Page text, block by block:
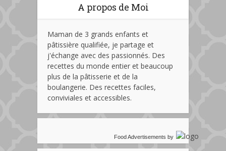
A propos de Moi
Maman de 3 grands enfants et
pâtissière qualifiée, je partage et
j'échange avec des passionnés. Des
recettes du monde entier et beaucoup
plus de la pâtisserie et de la
boulangerie. Des recettes faciles,
conviviales et accessibles.
Food Advertisements by